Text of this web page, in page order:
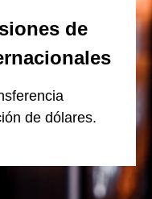
de
de dólares.